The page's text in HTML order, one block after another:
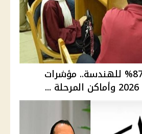
92.8% للطب و87.9% للهندسة.. مؤشرات